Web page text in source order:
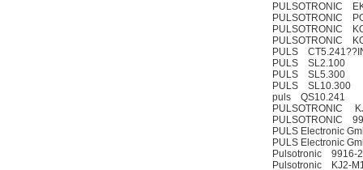
PULSOTRONIC
PULSOTRONIC
PULSOTRONIC
PULSOTRONIC
PULS
PULS SL2.100
PULS SL5.300
PULS SL10.300
puls QS10.241
PULSOTRONIC
PULSOTRONIC
PULS Electronic
PULS Electronic
Pulsotronic 9916-
Pulsotronic KJ2-